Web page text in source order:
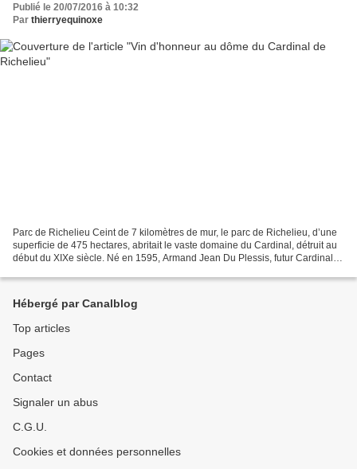
Publié le 20/07/2016 à 10:32
Par thierryequinoxe
Parc de Richelieu Ceint de 7 kilomètres de mur, le parc de Richelieu, d’une
superficie de 475 hectares, abritait le vaste domaine du Cardinal, détruit au
début du XIXe siècle. Né en 1595, Armand Jean Du Plessis, futur Cardinal
Hébergé par Canalblog
Top articles
Pages
Contact
Signaler un abus
C.G.U.
Cookies et données personnelles